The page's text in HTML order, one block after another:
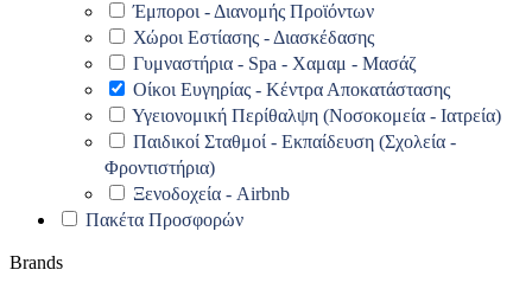
Έμποροι - Διανομής Προϊόντων
Χώροι Εστίασης - Διασκέδασης
Γυμναστήρια - Spa - Χαμαμ - Μασάζ
Οίκοι Ευγηρίας - Κέντρα Αποκατάστασης
Υγειονομική Περίθαλψη (Νοσοκομεία - Ιατρεία)
Παιδικοί Σταθμοί - Εκπαίδευση (Σχολεία -
Φροντιστήρια)
Ξενοδοχεία - Airbnb
Πακέτα Προσφορών
Brands